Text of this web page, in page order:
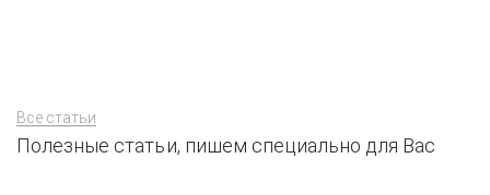
Все статьи
Полезные статьи, пишем специально для Вас